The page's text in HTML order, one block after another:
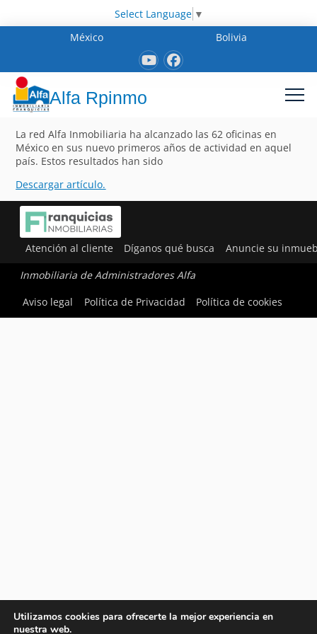
Select Language ▼
México
Bolivia
Alfa Rpinmo
La red Alfa Inmobiliaria ha alcanzado las 62 oficinas en
México en sus nuevo primeros años de actividad en aquel
país. Estos resultados han sido
Descargar artículo.
Atención al cliente Díganos qué busca Anuncie su
Inmobiliaria de Administradores Alfa
Aviso legal
Política de Privacidad Política de cookies
Utilizamos cookies para ofrecerte la mejor experiencia en
nuestra web.